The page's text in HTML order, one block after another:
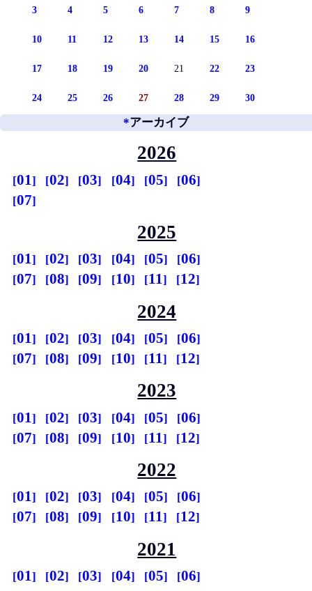
3 4 5 6 7 8 9
10 11 12 13 14 15 16
17 18 19 20 21 22 23
24 25 26 27 28 29 30
*アーカイブ
2026
01 02 03 04 05
06
07
2025
01 02 03 04 05
06
07
08 09 10 11 12
2024
01 02 03 04 05
06
07
08 09 10 11 12
2023
01 02 03 04 05
06
07
08 09 10 11 12
2022
01 02 03 04 05
06
07
08 09 10 11 12
2021
01 02 03 04 05
06